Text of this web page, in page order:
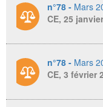
n°78 - Mars
CE, 25
n°78 - Mars
CE, 3 février